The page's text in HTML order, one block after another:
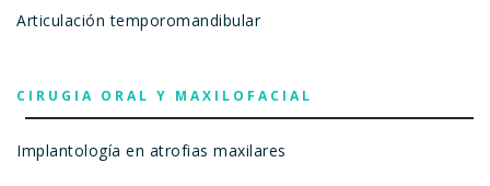
Articulación temporomandibular
CIRUGIA ORAL Y MAXILOFACIAL
Implantología en atrofias maxilares